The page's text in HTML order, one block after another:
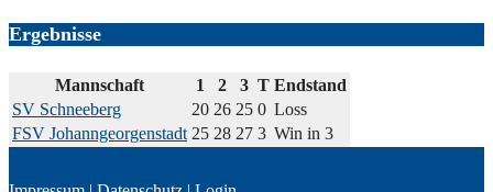
Ergebnisse
Mannschaft 1 2 3 T Endstand
SV Schneeberg
20 26 25 0 Loss
FSV Johanngeorgenstadt 25 28 27 3 Win in 3